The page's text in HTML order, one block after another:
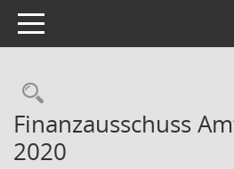
Toggle navigation
Rechercheauswahl
Finanzausschuss
2020